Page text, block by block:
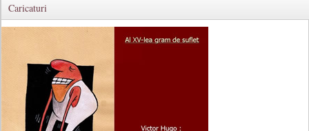
Caricaturi